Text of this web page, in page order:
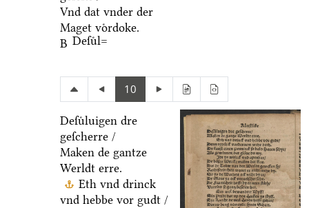
Vnd dat vnder der
Maget voͤrdoke.
B Deſuͤl=
10
Deſuͤluigen dre
geſcherre /
Maken de gantze
Werldt erre.
Eth vnd drinck
vnd hebbe vor gudt /